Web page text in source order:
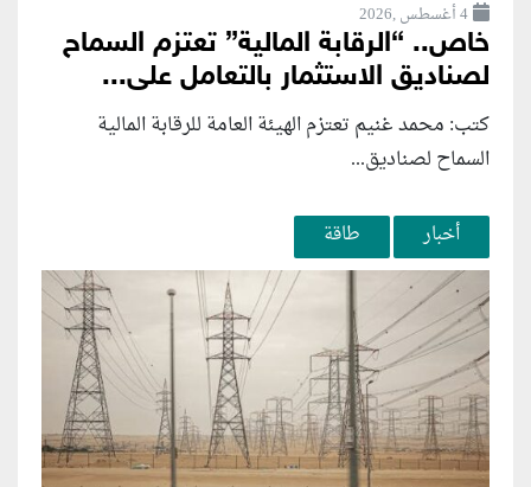
4 أغسطس ,2026
خاص.. “الرقابة المالية” تعتزم السماح
لصناديق الاستثمار بالتعامل على...
كتب: محمد غنيم تعتزم الهيئة العامة للرقابة المالية
السماح لصناديق...
أخبار طاقة